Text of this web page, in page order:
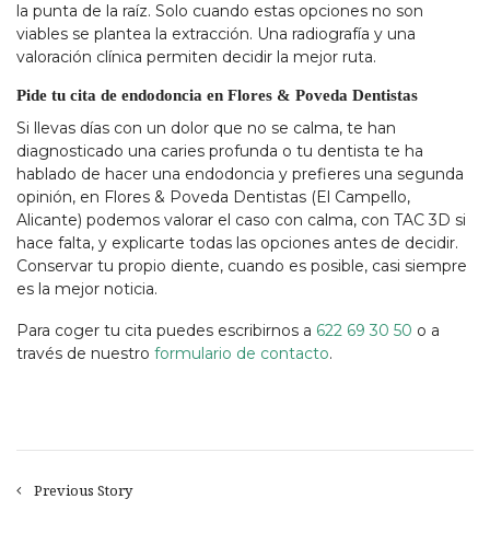
la punta de la raíz. Solo cuando estas opciones no son
viables se plantea la extracción. Una radiografía y una
valoración clínica permiten decidir la mejor ruta.
Pide tu cita de endodoncia en Flores & Poveda Dentistas
Si llevas días con un dolor que no se calma, te han
diagnosticado una caries profunda o tu dentista te ha
hablado de hacer una endodoncia y prefieres una segunda
opinión, en Flores & Poveda Dentistas (El Campello,
Alicante) podemos valorar el caso con calma, con TAC 3D si
hace falta, y explicarte todas las opciones antes de decidir.
Conservar tu propio diente, cuando es posible, casi siempre
es la mejor noticia.
Para coger tu cita puedes escribirnos a 622 69 30 50 o a
través de nuestro formulario de contacto.
Previous Story